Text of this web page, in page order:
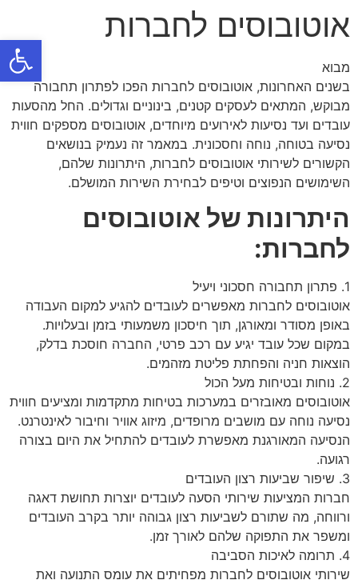
אוטובוסים לחברות
מבוא
בשנים האחרונות, אוטובוסים לחברות הפכו לפתרון תחבורה
מבוקש, המתאים לעסקים קטנים, בינוניים וגדולים. החל מהסעות
עובדים ועד נסיעות לאירועים מיוחדים, אוטובוסים מספקים חווית
נסיעה בטוחה, נוחה וחסכונית. במאמר זה נעמיק בנושאים
הקשורים לשירותי אוטובוסים לחברות, היתרונות שלהם,
השימושים הנפוצים וטיפים לבחירת השירות המושלם.
היתרונות של אוטובוסים
לחברות:
1. פתרון תחבורה חסכוני ויעיל
אוטובוסים לחברות מאפשרים לעובדים להגיע למקום העבודה
באופן מסודר ומאורגן, תוך חיסכון משמעותי בזמן ובעלויות.
במקום שכל עובד יגיע עם רכב פרטי, החברה חוסכת בדלק,
הוצאות חניה והפחתת פליטת מזהמים.
2. נוחות ובטיחות מעל הכול
אוטובוסים מאובזרים במערכות בטיחות מתקדמות ומציעים חווית
נסיעה נוחה עם מושבים מרופדים, מיזוג אוויר וחיבור לאינטרנט.
הנסיעה המאורגנת מאפשרת לעובדים להתחיל את היום בצורה
רגועה.
3. שיפור שביעות רצון העובדים
חברות המציעות שירותי הסעה לעובדים יוצרות תחושת דאגה
ורווחה, מה שתורם לשביעות רצון גבוהה יותר בקרב העובדים
ומשפר את התפוקה שלהם לאורך זמן.
4. תרומה לאיכות הסביבה
שירותי אוטובוסים לחברות מפחיתים את עומס התנועה ואת